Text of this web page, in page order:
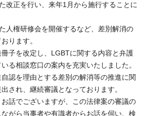
改正を行い、来年1月から施行することに
人権研修会を開催するなど、差別解消の
ります。
子を改定し、LGBTに関する内容と弁護
る相談窓口の案内を充実いたしました。
認を理由とする差別の解消等の推進に関
され、継続審議となっております。
話でございますが、この法律案の審議の
がら当事者や有識者からお話を伺い、検